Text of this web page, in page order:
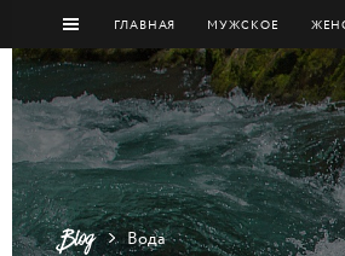
ГЛАВНАЯ МУЖCКОЕ
Вода